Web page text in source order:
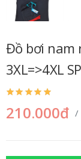
Đồ bơi nam
3XL=>4XL
210.000đ /